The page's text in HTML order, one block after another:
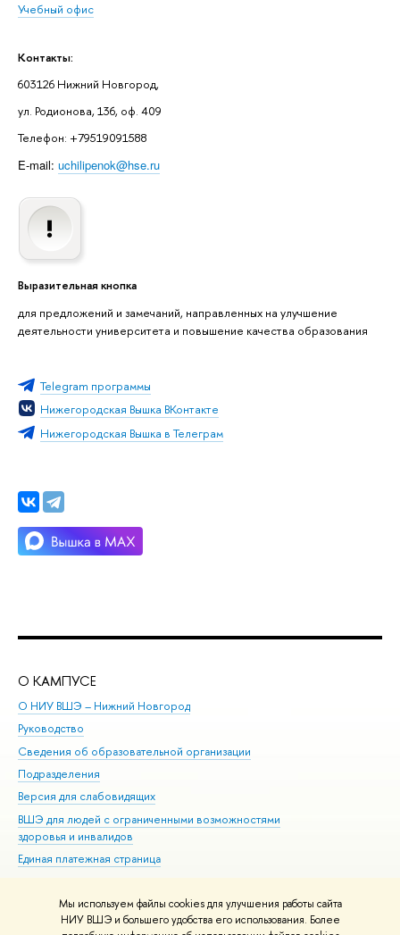
Мы используем файлы cookies для улучшения работы сайта
НИУ ВШЭ и большего удобства его использования. Более
Учебный офис
Контакты:
603126 Нижний Новгород,
ул. Родионова, 136, оф. 409
Телефон: +79519091588
E-mail: uchilipenok@hse.ru
ыразительная кнопка
для предложений и замечаний, направленных на улучшение
деятельности университета и повышение качества образования
Telegram программы
Нижегородская Вышка ВКонтакте
Нижегородская Вышка в Телеграм
О КАМПУСЕ
О НИУ ВШЭ – Нижний Новгород
Руководство
Сведения об образовательной организации
Подразделения
ерсия для слабовидящих
ШЭ для людей с ограниченными возможностями
здоровья и инвалидо
Единая платежная страница